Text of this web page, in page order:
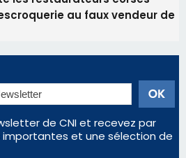
Miss Corse 2026
Corse aux premières loges
pas avant 2081
Latino évacué en urgence
saison marqué par une
dans les restaurants